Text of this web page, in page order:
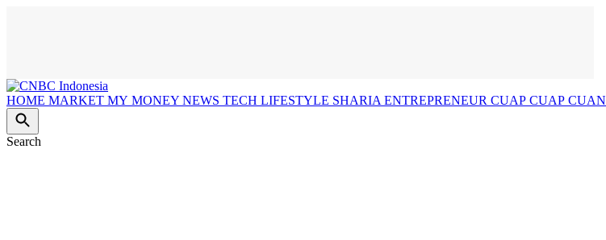
HOME MARKET MY MONEY NEWS TECH LIFESTYLE SHARIA ENTREPRENEUR CUAP CUAP CUAN
Search